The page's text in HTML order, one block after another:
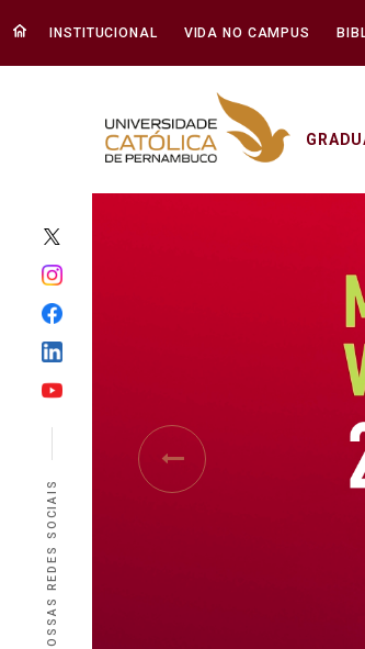
INSTITUCIONAL VIDA NO CAMPUS
Início - Unicap
NOSSAS REDES SOCIAIS
Previous